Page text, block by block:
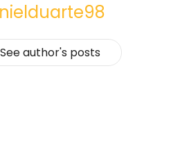
See author's posts